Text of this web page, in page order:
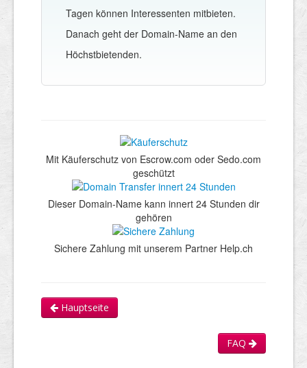
Tagen können Interessenten mitbieten.
Danach geht der Domain-Name an den
Höchstbietenden.
Mit Käuferschutz von Escrow.com oder Sedo.com
geschützt
Dieser Domain-Name kann innert 24 Stunden dir
gehören
Sichere Zahlung mit unserem Partner Help.ch
Hauptseite
FAQ